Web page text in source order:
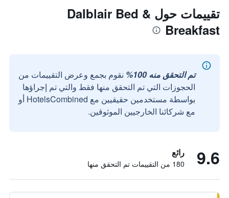
تقييمات حول Dalblair Bed &
Breakfast
تم التحقق منه 100%
نقوم بجمع وعرض التقييمات من
الحجوزات التي تم التحقق منها فقط والتي تم إجراؤها
بواسطة مستخدمين حقيقيين مع HotelsCombined أو
مع شركائنا الخارجيين الموثوقين.
9.6 رائع
180 من التقييمات تم التحقق منها